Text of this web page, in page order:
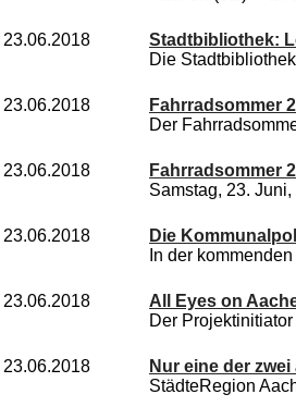
23.06.2018
Stadtbibliothek:
Die
23.06.2018
Fahrradsommer
Der
23.06.2018
Fahrradsommer
Samstag, 23.
23.06.2018
Die
In der
23.06.2018
All Eyes on
Der
23.06.2018
Nur eine der
StädteRegion